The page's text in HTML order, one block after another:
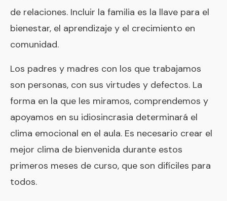
de relaciones. Incluir la familia es la llave para el
bienestar, el aprendizaje y el crecimiento en
comunidad.
Los padres y madres con los que trabajamos
son personas, con sus virtudes y defectos. La
forma en la que les miramos, comprendemos y
apoyamos en su idiosincrasia determinará el
clima emocional en el aula. Es necesario crear el
mejor clima de bienvenida durante estos
primeros meses de curso, que son difíciles para
todos.